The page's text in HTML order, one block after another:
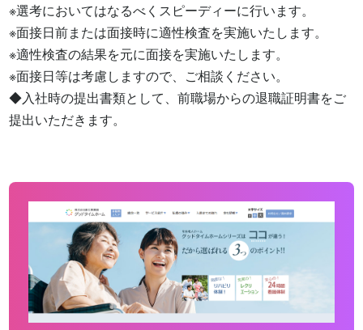
※選考においてはなるべくスピーディーに行います。
※面接日前または面接時に適性検査を実施いたします。
※適性検査の結果を元に面接を実施いたします。
※面接日等は考慮しますので、ご相談ください。
◆入社時の提出書類として、前職場からの退職証明書をご
提出いただきます。